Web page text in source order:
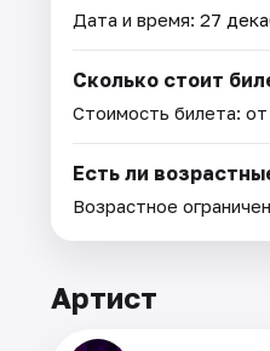
Дата и время: 27
Сколько стоит
Стоимость билета:
Есть ли
Возрастное
Артист